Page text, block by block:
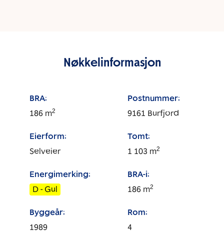
Nøkkelinformasjon
BRA:
186 m2
Postnummer:
9161 Burfjord
Eierform:
Selveier
Tomt:
1 103 m2
Energimerking:
D - Gul
BRA-i:
186 m2
Byggeår:
1989
Rom:
4